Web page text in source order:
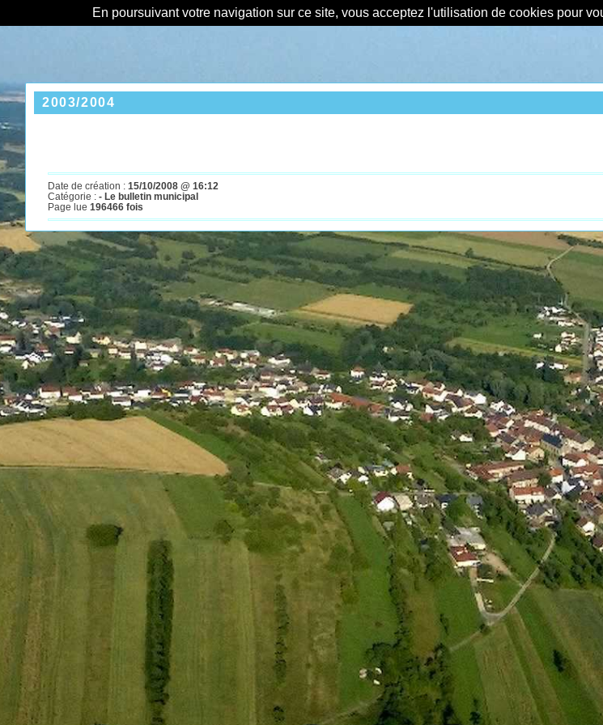
En poursuivant votre navigation sur ce site, vous acceptez l'utilisation de cookies pour
2003/2004
Date de création : 15/10/2008 @ 16:12
Catégorie : - Le bulletin municipal
Page lue 196466 fois